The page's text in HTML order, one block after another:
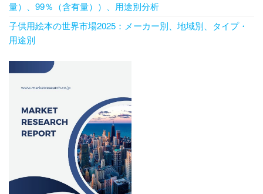
量）、99％（含有量））、用途別分析
子供用絵本の世界市場2025：メーカー別、地域別、タイプ・
用途別